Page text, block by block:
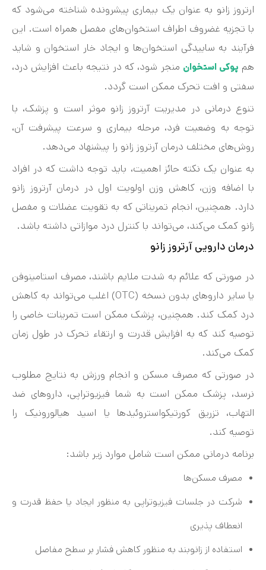
ارتروز زانو به عنوان یک بیماری پیشرونده شناخته می‌شود که
با تجزیه غضروف اطراف استخوان‌های مفصل همراه است. این
فرآیند به ساییدگی استخوان‌ها و ایجاد خار استخوان و شاید
هم پوکی استخوان منجر شود، که در نتیجه باعث افزایش درد،
سفتی و افت تحرک ممکن است گردد.
تنوع درمانی در مدیریت آرتروز زانو موثر است و پزشک، با
توجه به وضعیت فرد، مرحله بیماری و سرعت پیشرفت آن،
روش‌های مختلف درمان آرتروز زانو را پیشنهاد می‌دهد.
به عنوان یک نکته حائز اهمیت، باید توجه داشت که در افراد
با اضافه وزن، کاهش وزن اولویت اول در درمان آرتروز زانو
دارد. همچنین، انجام تمریناتی که به تقویت عضلات و مفصل
زانو کمک می‌کند، می‌تواند با کنترل درد موازاتی داشته باشد.
درمان دارویی آرتروز زانو
در صورتی که علائم به شدت ملایم باشند، مصرف استامینوفن
یا سایر داروهای بدون نسخه (OTC) اغلب می‌تواند به کاهش
درد کمک کند. همچنین، پزشک ممکن است تمرینات خاصی را
توصیه کند که به افزایش قدرت و ارتقاء تحرک در طول زمان
کمک می‌کند.
در صورتی که مصرف مسکن و انجام ورزش به نتایج مطلوب
نرسد، پزشک ممکن است به شما فیزیوتراپی، داروهای ضد
التهاب، تزریق کورتیکواستروئیدها یا اسید هیالورونیک را
توصیه کند.
برنامه درمانی ممکن است شامل موارد زیر باشد:
مصرف مسکن‌ها
شرکت در جلسات فیزیوتراپی به منظور ایجاد یا حفظ قدرت و
انعطاف پذیری
استفاده از زانوبند به منظور کاهش فشار بر سطح مفاصل